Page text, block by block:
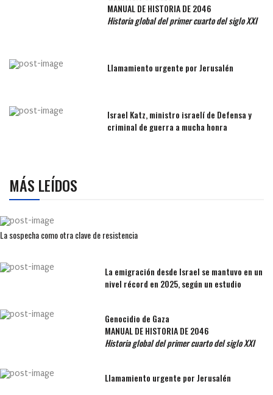
MANUAL DE HISTORIA DE 2046
Historia global del primer cuarto del siglo XXI
Llamamiento urgente por Jerusalén
Israel Katz, ministro israelí de Defensa y
criminal de guerra a mucha honra
MÁS LEÍDOS
La sospecha como otra clave de resistencia
La emigración desde Israel se mantuvo en un
nivel récord en 2025, según un estudio
Genocidio de Gaza
MANUAL DE HISTORIA DE 2046
Historia global del primer cuarto del siglo XXI
Llamamiento urgente por Jerusalén